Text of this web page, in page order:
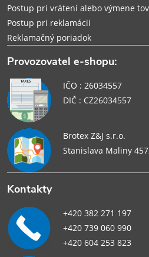
Postup pri vrátení alebo výmene
Postup pri reklamácii
Reklamačný poriadok
Provozovatel e-shopu:
IČO : 26034557
DIČ : CZ26034557
Brotex Z&J s.r.o.
Stanislava Maliny
Kontakty
+420 382 271 197
+420 739 060 990
+420 604 253 823